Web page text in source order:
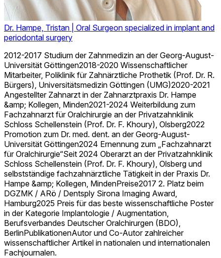
Dr. Hampe, Tristan
| Oral Surgeon specialized in implant and
periodontal surgery
2012-2017 Studium der Zahnmedizin an der Georg-August-
Universität Göttingen2018-2020 Wissenschaftlicher
Mitarbeiter, Poliklinik für Zahnärztliche Prothetik (Prof. Dr. R.
Bürgers), Universitätsmedizin Göttingen (UMG)2020-2021
Angestellter Zahnarzt in der Zahnarztpraxis Dr. Hampe
&amp; Kollegen, Minden2021-2024 Weiterbildung zum
Fachzahnarzt für Oralchirurgie an der Privatzahnklinik
Schloss Schellenstein (Prof. Dr. F. Khoury), Olsberg2022
Promotion zum Dr. med. dent. an der Georg-August-
Universität Göttingen2024 Ernennung zum „Fachzahnarzt
für Oralchirurgie“Seit 2024 Oberarzt an der Privatzahnklinik
Schloss Schellenstein (Prof. Dr. F. Khoury), Olsberg und
selbstständige fachzahnärztliche Tätigkeit in der Praxis Dr.
Hampe &amp; Kollegen, MindenPreise2017 2. Platz beim
DGZMK / ARö / Dentsply Sirona Imaging Award,
Hamburg2025 Preis für das beste wissenschaftliche Poster
in der Kategorie Implantologie / Augmentation,
Berufsverbandes Deutscher Oralchirurgen (BDO),
BerlinPublikationenAutor und Co-Autor zahlreicher
wissenschaftlicher Artikel in nationalen und internationalen
Fachjournalen.